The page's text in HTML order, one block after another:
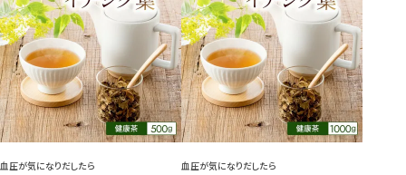
血圧が気になりだしたら 血圧が気になりだしたら